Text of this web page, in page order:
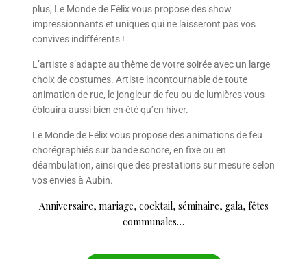
plus, Le Monde de Félix vous propose des show
impressionnants et uniques qui ne laisseront pas vos
convives indifférents !
L’artiste s’adapte au thème de votre soirée avec un large
choix de costumes. Artiste incontournable de toute
animation de rue, le jongleur de feu ou de lumières vous
éblouira aussi bien en été qu’en hiver.
Le Monde de Félix vous propose des animations de feu
chorégraphiés sur bande sonore, en fixe ou en
déambulation, ainsi que des prestations sur mesure selon
vos envies à Aubin.
Anniversaire, mariage, cocktail, séminaire, gala, fêtes
communales…